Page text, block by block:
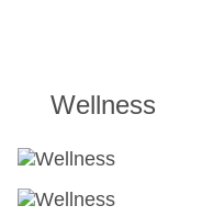
Wellness